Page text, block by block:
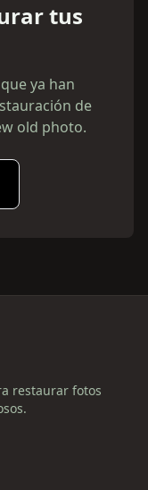
tus
ya han
de
old photo.
restaurar fotos